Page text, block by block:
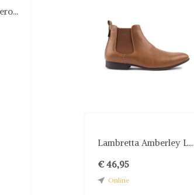
Lambretta Amberley L...
€ 46,95
Online